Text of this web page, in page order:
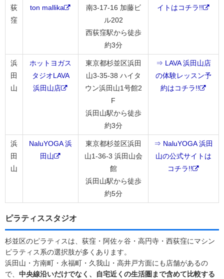
荻
窪
ton mallika
南3-17-16 加藤ビ
ル202
西荻窪駅から徒歩
約3分
イトはコチラ!!
浜
田
山
ホットヨガス
タジオLAVA
浜田山店
東京都杉並区浜田
山3-35-38 ハイタ
ウン浜田山1号館2
F
浜田山駅から徒歩
約3分
⇒ LAVA 浜田山店
の体験レッスン予
約はコチラ!!
浜
田
山
NaluYOGA 浜
田山
東京都杉並区浜田
山1-36-3 浜田山会
館
浜田山駅から徒歩
約5分
⇒ NaluYOGA 浜田
山の公式サイトは
コチラ!!
ピラティススタジオ
杉並区のピラティスは、荻窪・阿佐ヶ谷・高円寺・西荻窪にマシン
ピラティス系の選択肢が多くあります。
浜田山・方南町・永福町・久我山・高井戸方面にも店舗があるの
で、 中央線沿いだけでなく、自宅近くの生活圏まで含めて比較する